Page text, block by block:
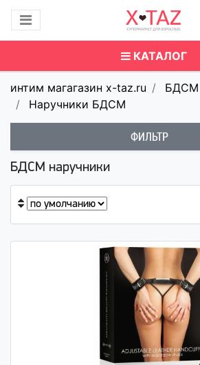
КАТАЛОГ
интим магагазин x-taz.ru
БДСМ
Наручники БДСМ
ФИЛЬТР
БДСМ наручники